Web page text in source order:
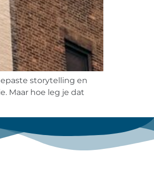
storytelling en
Maar hoe leg je dat